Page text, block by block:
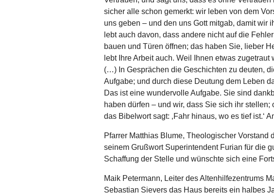
sicher alle schon gemerkt: wir leben von dem
uns geben – und den uns Gott mitgab, damit wir
lebt auch davon, dass andere nicht auf die
bauen und Türen öffnen; das haben Sie, lieber
lebt Ihre Arbeit auch. Weil Ihnen etwas
(…) In Gesprächen die Geschichten zu deuten,
Aufgabe; und durch diese Deutung dem Leben
Das ist eine wundervolle Aufgabe. Sie sind
haben dürfen – und wir, dass Sie sich ihr
das Bibelwort sagt: ‚Fahr hinaus, wo es tief ist.‘
Pfarrer Matthias Blume, Theologischer Vorstand
seinem Grußwort Superintendent Furian für die
Schaffung der Stelle und wünschte sich eine
Maik Petermann, Leiter des Altenhilfezentrums
Sebastian Sievers das Haus bereits ein halbes